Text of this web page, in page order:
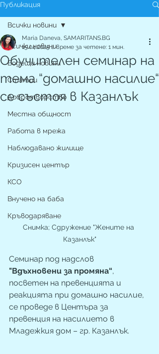
Публикация
Всички новини
Водещи новини
Статии
Добротворство
Местна общност
Работа в мрежа
Наблюдавано жилище
Кризисен център
КСО
Внучено на баба
Кръводаряване
Всички новини
Обучителен семинар на
тема “домашно насилие“
се състоя в Казанлък
Maria Daneva, SAMARITANS.BG
15.04.2025 г.време за четене: 1 мин.
Снимка; Сдружение "Жените на
Казанлък"
Семинар под надслов
"Вдъхновени за промяна“,
посветен на превенцията и
реакцията при домашно насилие,
се проведе в Центъра за
превенция на насилието в
Младежкия дом – гр. Казанлък.